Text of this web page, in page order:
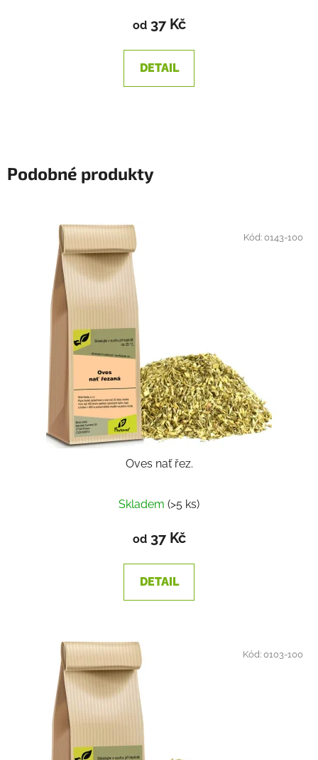
od37 Kč
DETAIL
Podobné produkty
Oves nať řez.
Skladem (>5 ks)
od37 Kč
DETAIL
Kód:0143-100
Kód:0103-100